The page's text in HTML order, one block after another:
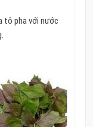
tô pha với nước